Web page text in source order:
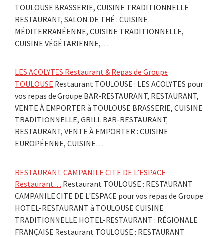
TOULOUSE BRASSERIE, CUISINE TRADITIONNELLE
RESTAURANT, SALON DE THÉ : CUISINE
MÉDITERRANÉENNE, CUISINE TRADITIONNELLE,
CUISINE VÉGÉTARIENNE,…
LES ACOLYTES Restaurant & Repas de Groupe
TOULOUSE Restaurant TOULOUSE : LES ACOLYTES pour
vos repas de Groupe BAR-RESTAURANT, RESTAURANT,
VENTE À EMPORTER à TOULOUSE BRASSERIE, CUISINE
TRADITIONNELLE, GRILL BAR-RESTAURANT,
RESTAURANT, VENTE À EMPORTER : CUISINE
EUROPÉENNE, CUISINE…
RESTAURANT CAMPANILE CITE DE L’ESPACE
Restaurant… Restaurant TOULOUSE : RESTAURANT
CAMPANILE CITE DE L'ESPACE pour vos repas de Groupe
HOTEL-RESTAURANT à TOULOUSE CUISINE
TRADITIONNELLE HOTEL-RESTAURANT : RÉGIONALE
FRANÇAISE Restaurant TOULOUSE : RESTAURANT